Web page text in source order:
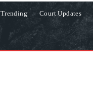
Trending Court Updates